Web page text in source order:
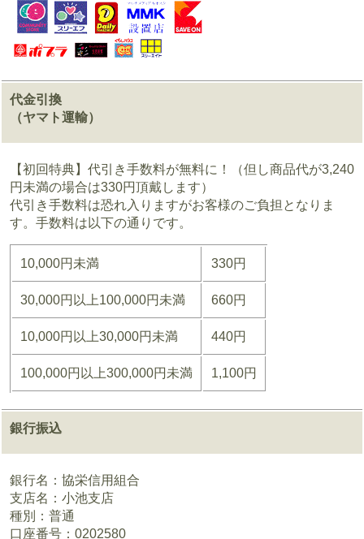
代金引換
（ヤマト運輸）
【初回特典】代引き手数料が無料に！（但し商品代が3,240
円未満の場合は330円頂戴します）
代引き手数料は恐れ入りますがお客様のご負担となりま
す。手数料は以下の通りです。
10,000円未満 330円
30,000円以上100,000円未満 660円
10,000円以上30,000円未満 440円
100,000円以上300,000円未満 1,100円
銀行振込
銀行名：協栄信用組合
支店名：小池支店
種別：普通
口座番号：0202580